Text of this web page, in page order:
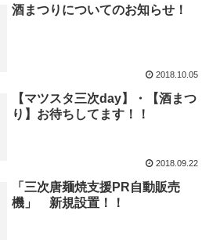
酒まつりについてのお知らせ！
2018.10.05
【マツスタ三次day】・【酒まつ
り】お待ちしてます！！
2018.09.22
「三次唐麺焼支援PR自動販売
機」 新規設置！！